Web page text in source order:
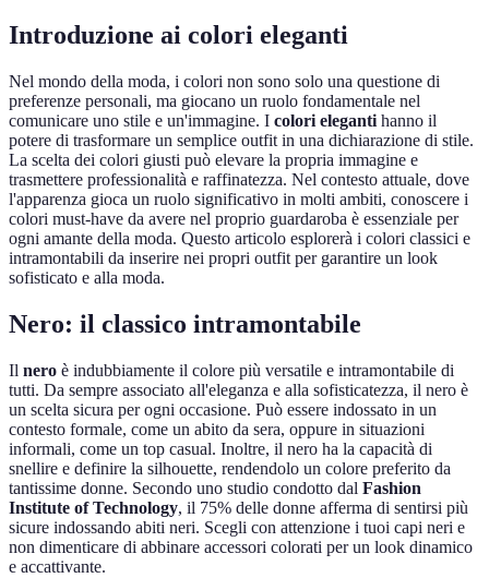
Introduzione ai colori eleganti
Nel mondo della moda, i colori non sono solo una questione di
preferenze personali, ma giocano un ruolo fondamentale nel
comunicare uno stile e un'immagine. I colori eleganti hanno il
potere di trasformare un semplice outfit in una dichiarazione di stile.
La scelta dei colori giusti può elevare la propria immagine e
trasmettere professionalità e raffinatezza. Nel contesto attuale, dove
l'apparenza gioca un ruolo significativo in molti ambiti, conoscere i
colori must-have da avere nel proprio guardaroba è essenziale per
ogni amante della moda. Questo articolo esplorerà i colori classici e
intramontabili da inserire nei propri outfit per garantire un look
sofisticato e alla moda.
Nero: il classico intramontabile
Il nero è indubbiamente il colore più versatile e intramontabile di
tutti. Da sempre associato all'eleganza e alla sofisticatezza, il nero è
un scelta sicura per ogni occasione. Può essere indossato in un
contesto formale, come un abito da sera, oppure in situazioni
informali, come un top casual. Inoltre, il nero ha la capacità di
snellire e definire la silhouette, rendendolo un colore preferito da
tantissime donne. Secondo uno studio condotto dal Fashion
Institute of Technology, il 75% delle donne afferma di sentirsi più
sicure indossando abiti neri. Scegli con attenzione i tuoi capi neri e
non dimenticare di abbinare accessori colorati per un look dinamico
e accattivante.